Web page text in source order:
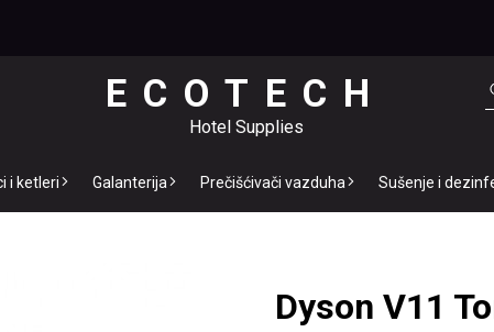
ECOTECH
Hotel Supplies
i ketleri Galanterija Prečišćivači vazduha Sušenje i
Dyson V11